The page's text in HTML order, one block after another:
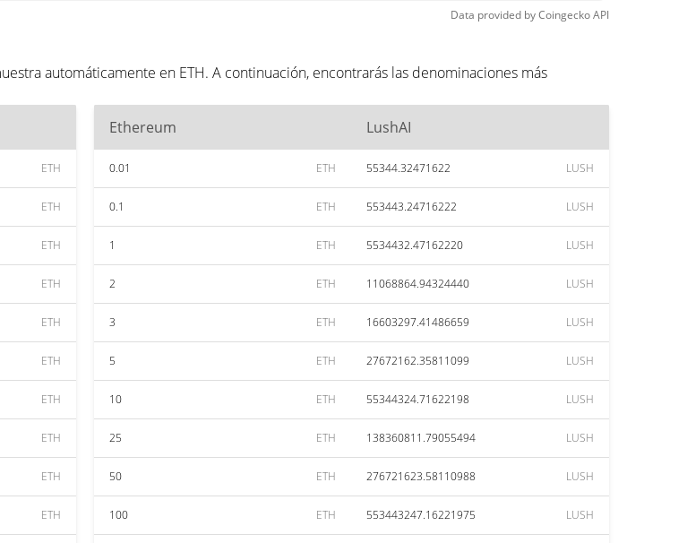
Data provided byCoingeckoAPI
automáticamente en ETH. A continuación, encontrarás las denominaciones más
ETH
ETH
ETH
ETH
ETH
ETH
ETH
ETH
ETH
ETH
Ethereum LushAI
0.01 ETH 55344.32471622 LUSH
0.1 ETH 553443.24716222 LUSH
1 ETH 5534432.47162220 LUSH
2 ETH 11068864.94324440 LUSH
3 ETH 16603297.41486659 LUSH
5 ETH 27672162.35811099 LUSH
10 ETH 55344324.71622198 LUSH
25 ETH 138360811.79055494 LUSH
50 ETH 276721623.58110988 LUSH
100 ETH 553443247.16221975 LUSH